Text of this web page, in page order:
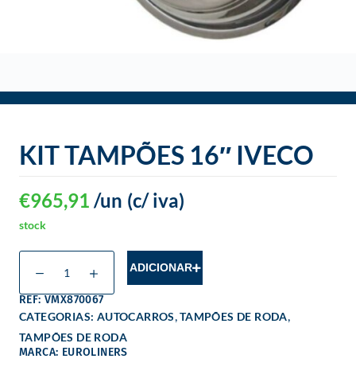
KIT TAMPÕES 16″ IVECO
€965,91 (c/ iva)
/un
stock
ADICIONAR
REF: VMX870067
CATEGORIAS: AUTOCARROS,TAMPÕES DE RODA,
TAMPÕES DE RODA
MARCA: EUROLINERS